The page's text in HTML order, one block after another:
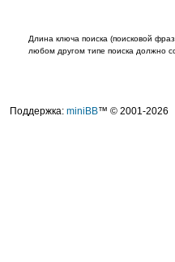
Длина ключа поиска (поисковой
любом другом типе поиска должно
Поддержка: miniBB™ © 2001-2026